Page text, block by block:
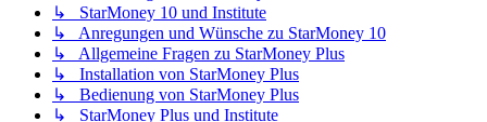
↳ StarMoney 10 und Institute
↳ Anregungen und Wünsche zu StarMoney 10
↳ Allgemeine Fragen zu StarMoney Plus
↳ Installation von StarMoney Plus
↳ Bedienung von StarMoney Plus
↳ StarMoney Plus und Institute